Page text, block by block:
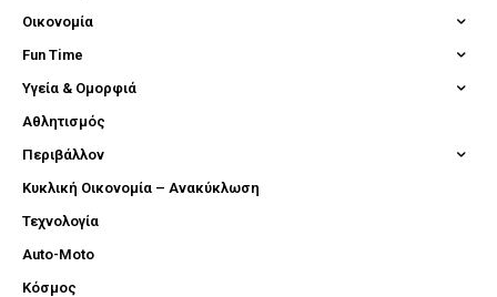
Οικονομία
Fun Time
Υγεία & Ομορφιά
Αθλητισμός
Περιβάλλον
Κυκλική Οικονομία – Ανακύκλωση
Τεχνολογία
Auto-Moto
Κόσμος